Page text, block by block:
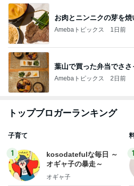
お肉とニンニクの芽を焼
Amebaトピックス 1日前
葉山で買った弁当でさ
Amebaトピックス 2日前
トップブロガーランキング
子育て
1
kosodatefulな毎日 ～
オギャ子の暴走～
オギャ子
1